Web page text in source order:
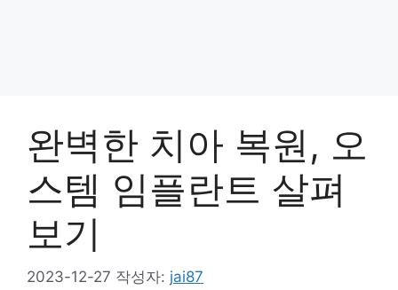
완벽한 치아 복원, 오
스템 임플란트 살펴
보기
2023-12-27 작성자: jai87